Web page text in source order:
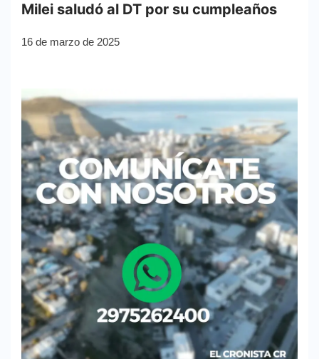
Milei saludó al DT por su cumpleaños
16 de marzo de 2025